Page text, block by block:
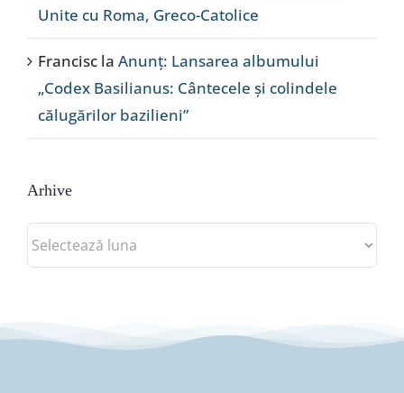
Unite cu Roma, Greco-Catolice
Francisc la Anunț: Lansarea albumului
„Codex Basilianus: Cântecele și colindele
călugărilor bazilieni”
Arhive
Arhive